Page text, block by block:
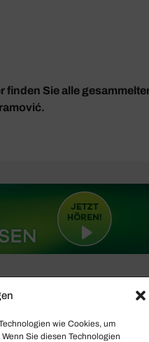
wie Cookies, um
Sie diesen Technologien
finden Sie alle